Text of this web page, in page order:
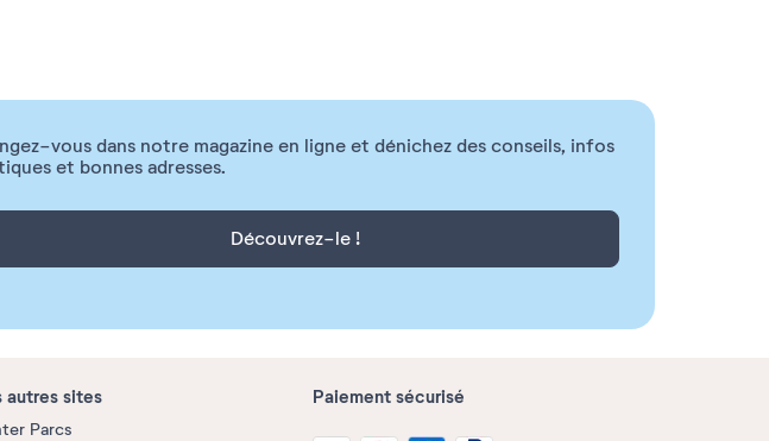
vous dans notre magazine en ligne et dénichez des conseils, infos
et bonnes adresses.
Découvrez-le !
autres sites
Parcs
Paiement sécurisé